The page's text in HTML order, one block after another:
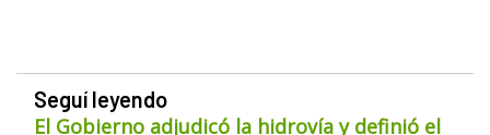
Seguí leyendo
El Gobierno adjudicó la hidrovía y definió el